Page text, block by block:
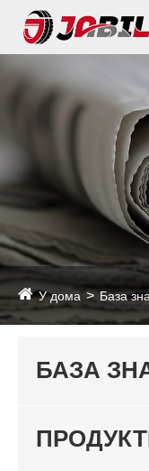
У дома База
БАЗА